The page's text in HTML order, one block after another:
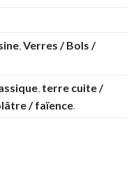
Verres / Bols /
terre cuite /
/ faïence